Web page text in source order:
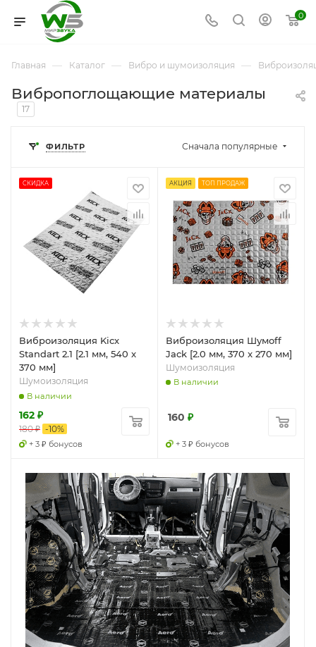
0
Главная — Каталог — Вибро и шумоизоляция —
Вибропоглощающие материалы
17
ФИЛЬТР Сначала популярные
СКИДКА
Виброизоляция Kicx
Standart 2.1 [2.1 мм, 540 x
370 мм]
Шумоизоляция
В наличии
162 ₽
180₽ -10%
+ 3 ₽ бонусов
АКЦИЯ ТОП ПРОДАЖ
Виброизоляция Шумоff
Jack [2.0 мм, 370 x 270 мм]
Шумоизоляция
В наличии
160 ₽
+ 3 ₽ бонусов